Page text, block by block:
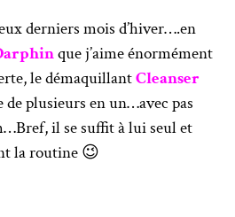
derniers mois d’hiver….en
que j’aime énormément
le démaquillantCleanser
plusieurs en un…avec pas
il se suffit à lui seul et
la routine 😉